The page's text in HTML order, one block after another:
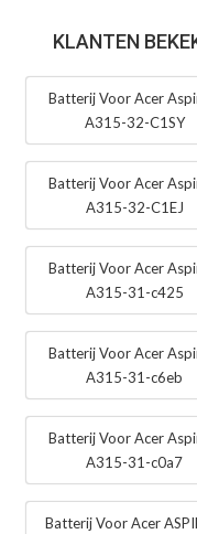
KLANTEN
Batterij Voor Acer
A315-32-C1SY
Batterij Voor Acer
A315-32-C1EJ
Batterij Voor Acer
A315-31-c425
Batterij Voor Acer
A315-31-c6eb
Batterij Voor Acer
A315-31-c0a7
Batterij Voor Acer